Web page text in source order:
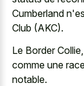
Cumberland
Club (AKC).
Le Border
comme une
notable.